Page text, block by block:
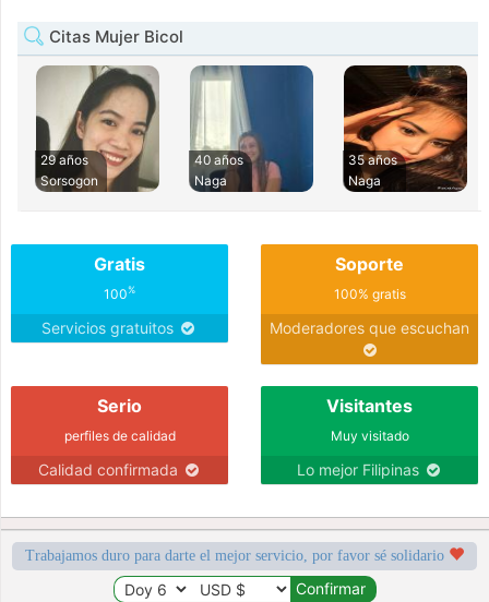
Citas Mujer Bicol
29 años
Sorsogon
40 años
Naga
35 años
Naga
Gratis
100%
Servicios gratuitos
Soporte
100% gratis
Moderadores que escuchan
Serio
perfiles de calidad
Calidad confirmada
Visitantes
Muy visitado
Lo mejor Filipinas
Trabajamos duro para darte el mejor servicio, por favor sé solidario